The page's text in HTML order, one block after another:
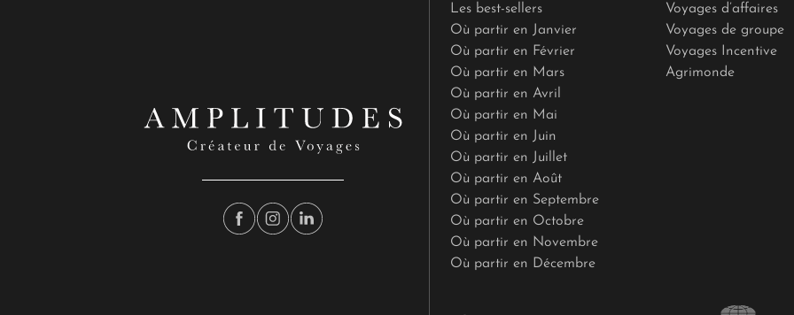
Les best-sellers
Où partir en Janvier
Où partir en Février
Où partir en Mars
Où partir en Avril
Où partir en Mai
Où partir en Juin
Où partir en Juillet
Où partir en Août
Où partir en Septembre
Où partir en Octobre
Où partir en Novembre
Où partir en Décembre
Voyages d’affaires
Voyages de groupe
Voyages Incentive
Agrimonde